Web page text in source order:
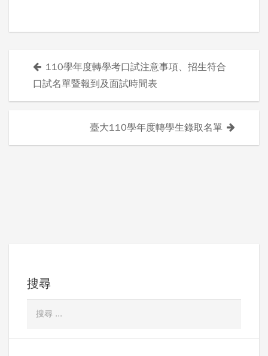
章
覽
110學年度轉學考口試注意事項、招生符合
口試名單暨報到及面試時間表
臺大110學年度轉學生錄取名單
搜尋